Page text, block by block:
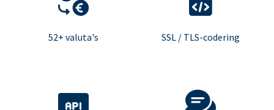
52+ valuta's SSL / TLS-codering